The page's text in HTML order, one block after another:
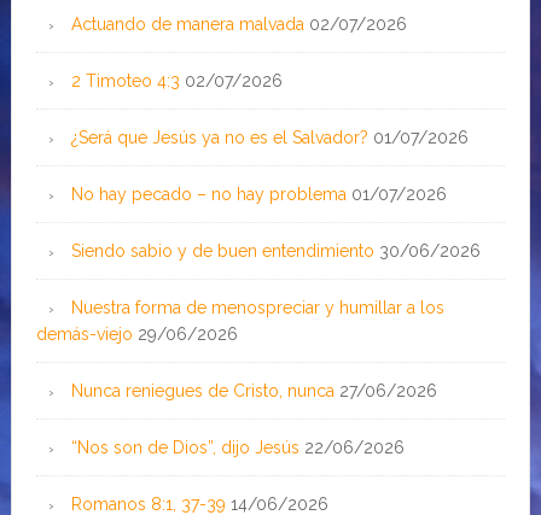
Actuando de manera malvada 02/07/2026
2 Timoteo 4:3 02/07/2026
¿Será que Jesús ya no es el Salvador? 01/07/2026
No hay pecado – no hay problema 01/07/2026
Siendo sabio y de buen entendimiento 30/06/2026
Nuestra forma de menospreciar y humillar a los
demás-viejo 29/06/2026
Nunca reniegues de Cristo, nunca 27/06/2026
“Nos son de Dios”, dijo Jesús 22/06/2026
Romanos 8:1, 37-39 14/06/2026